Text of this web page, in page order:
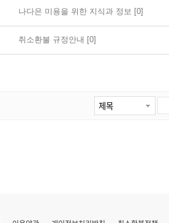
나다은 미용을 위한 지식과 정보 [0]
취소환불 규정안내 [0]